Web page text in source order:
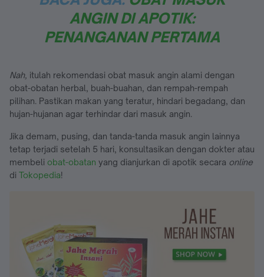
ANGIN DI APOTIK:
PENANGANAN PERTAMA
Nah, itulah rekomendasi obat masuk angin alami dengan
obat-obatan herbal, buah-buahan, dan rempah-rempah
pilihan. Pastikan makan yang teratur, hindari begadang, dan
hujan-hujanan agar terhindar dari masuk angin.
Jika demam, pusing, dan tanda-tanda masuk angin lainnya
tetap terjadi setelah 5 hari, konsultasikan dengan dokter atau
membeli obat-obatan yang dianjurkan di apotik secara online
di Tokopedia!